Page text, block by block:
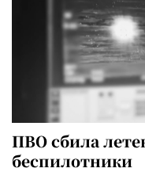
ПВО сбила
беспилотники